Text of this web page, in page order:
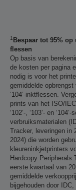
1 Bespaar tot 95%
flessen
Op basis van
de kosten per pagina
nodig is voor het
gemiddelde opbrengst
‘104’-inktflessen.
prints van het ISO/
‘102’-, ‘103’- en
verbruiksmaterialen
Tracker, leveringen in
2024) die worden
kleureninkjetprinters
Hardcopy Peripherals
eerste kwartaal van
gemiddelde
bijgehouden door